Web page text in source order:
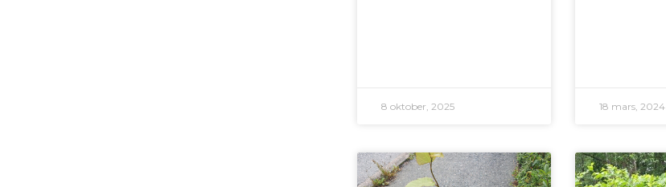
8 oktober, 2025 18 mars, 2024